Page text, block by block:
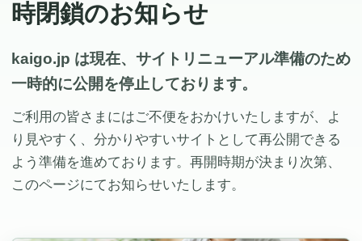
時閉鎖のお知らせ
kaigo.jp は現在、サイトリニューアル準備のため
一時的に公開を停止しております。
ご利用の皆さまにはご不便をおかけいたしますが、よ
り見やすく、分かりやすいサイトとして再公開できる
よう準備を進めております。再開時期が決まり次第、
このページにてお知らせいたします。